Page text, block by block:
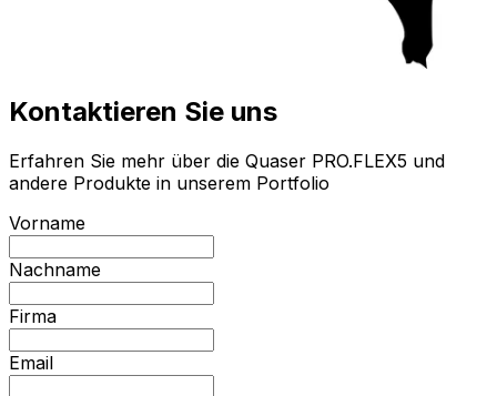
Kontaktieren Sie uns
Erfahren Sie mehr über die Quaser PRO.FLEX5 und
andere Produkte in unserem Portfolio
Vorname
Nachname
Firma
Email